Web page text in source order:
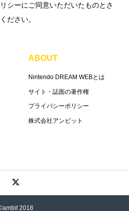
シーにご同意いただいたものとさ
ださい。
ABOUT
Nintendo DREAM WEBとは
サイト・誌面の著作権
プライバシーポリシー
株式会社アンビット
2018